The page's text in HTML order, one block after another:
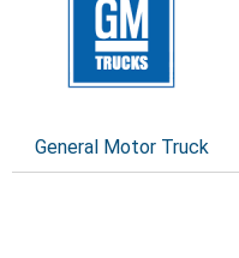
General Motor Truck